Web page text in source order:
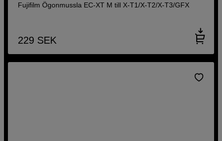
Fujifilm Ögonmussla EC-XT M till X-T1/X-T2/X-T3/GFX
229 SEK